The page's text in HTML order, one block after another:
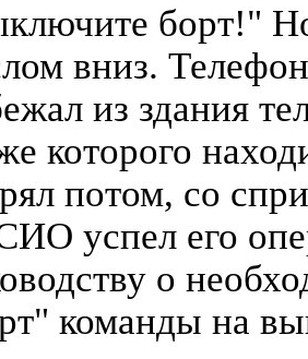
борт!" Но
вниз.
из здания
которого
потом, со
успел его
о
команды на